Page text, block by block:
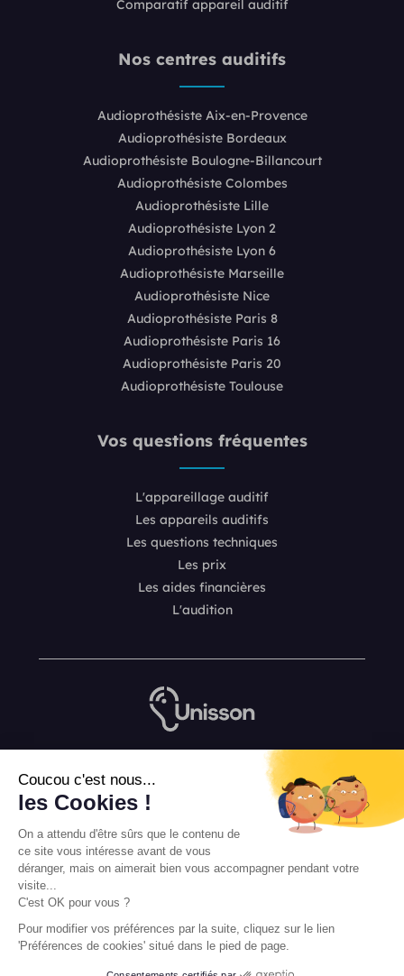
Coucou c'est nous...
les Cookies !
On a attendu d'être sûrs que le contenu de
ce site vous intéresse avant de vous
déranger, mais on aimerait bien vous accompagner pendant votre
visite...
C'est OK pour vous ?
Pour modifier vos préférences par la suite, cliquez sur le lien
'Préférences de cookies' situé dans le pied de page.
Comparatif appareil auditif
Nos centres auditifs
Audioprothésiste Aix-en-Provence
Audioprothésiste Bordeaux
Audioprothésiste Boulogne-Billancourt
Audioprothésiste Colombes
Audioprothésiste Lille
Audioprothésiste Lyon 2
Audioprothésiste Lyon 6
Audioprothésiste Marseille
Audioprothésiste Nice
Audioprothésiste Paris 8
Audioprothésiste Paris 16
Audioprothésiste Paris 20
Audioprothésiste Toulouse
Vos questions fréquentes
L'appareillage auditif
Les appareils auditifs
Les questions techniques
Les prix
Les aides financières
L'audition
L’équipe de rédaction Unisson
Conditions Générales de Vente